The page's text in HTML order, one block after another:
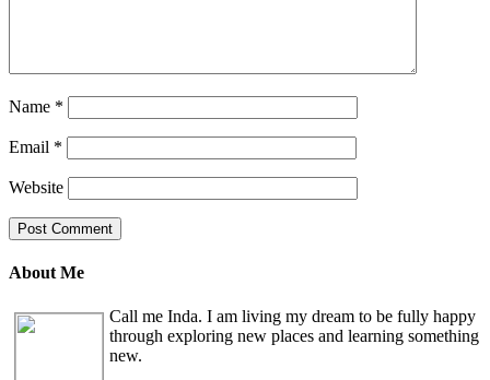
Name *
Email *
Website
About Me
Call me Inda. I am living my dream to be fully happy
through exploring new places and learning something
new.